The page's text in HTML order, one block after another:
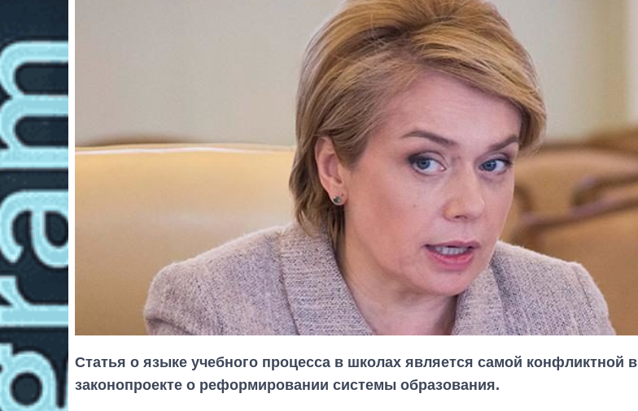
Статья о языке учебного процесса в школах является самой конфликтной в
законопроекте о реформировании системы образования.